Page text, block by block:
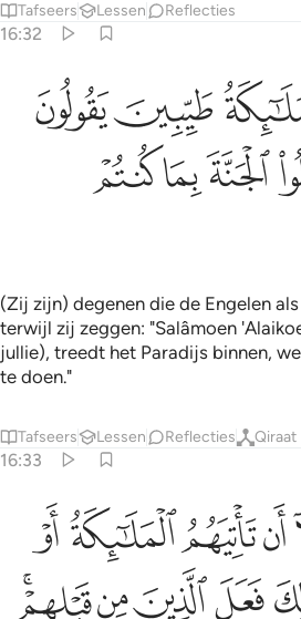
Tafseers Lessen Reflecties
16:32
يقولون سلام عليكم ادخلوا الجنة بما كنتم
يَقُولُونَ سَلَـٰمٌ عَلَيْكُمُ ٱدْخُلُوا۟ ٱلْجَنَّةَ
ﲨﲩ
ﲭﲮﲯ
(Zij zijn) degenen die de Engelen
terwijl zij zeggen: "Salâmoen
jullie), treedt het Paradijs binnen,
te doen."
Tafseers Lessen Reflecties Qiraat
16:33
او ياتي امر ربك كذالك فعل الذين
أَوْ يَأْتِىَ أَمْرُ رَبِّكَ ۚ كَذَٰلِكَ فَعَلَ
ﲵﲶﲷﲸ
ﲾﲿﳀﳁﳂ